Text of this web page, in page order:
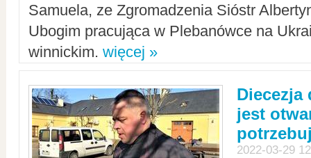
Samuela, ze Zgromadzenia Sióstr
Ubogim pracująca w Plebanówce na
winnickim. więcej »
Diecezja
jest
2022-03-29